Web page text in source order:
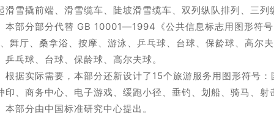
滑雪撬前端、滑雪缆车、陡坡滑雪缆车、双列纵队排列、三
分部分代替 GB 10001—1994《公共信息标志用图形符号
舞厅、桑拿浴、按摩、游泳、乒乓球、台球、保龄球、高尔
乒乓球、台球、保龄球、高尔夫球。
实际需要，本部分还新设计了15个旅游服务用图形符号：
印、商务中心、电子游戏、缓跑小径、垂钓、划船、骑马、射
分由中国标准研究中心提出。